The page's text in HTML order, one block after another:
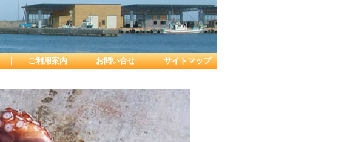
｜ ご利用案内 ｜ お問い合せ ｜ サイトマップ